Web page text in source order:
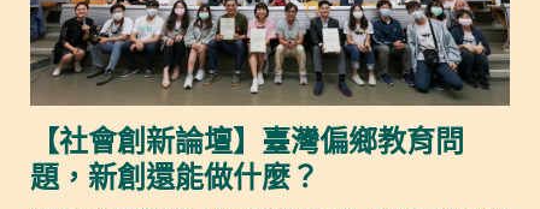
【社會創新論壇】臺灣偏鄉教育問
題，新創還能做什麼？